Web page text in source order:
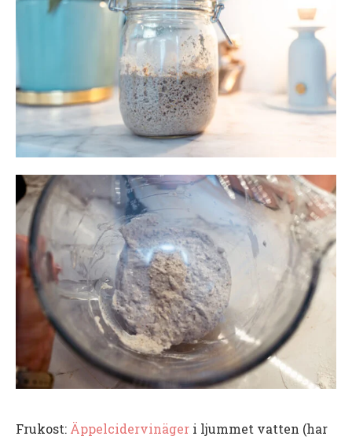
Frukost: Äppelcidervinäger i ljummet vatten (har